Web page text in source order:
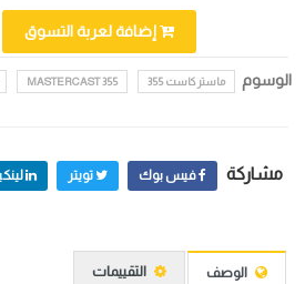
إضافة لعربة التسوق
الوسوم ماستر كاست 355 MASTERCAST 355
مشاركة فيس بوك تويتر
الوصف التقييمات